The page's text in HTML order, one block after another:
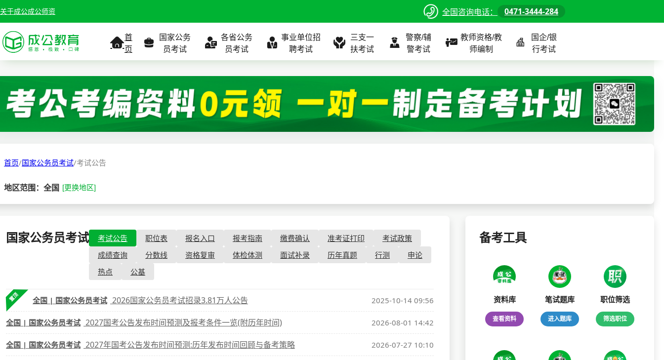
关于成公成公师资 全国咨询电话： 0471-3444-284
首
页
国家公务
员考试
考试公告
职位表
考试政策
成绩查询
资格复审
面试补录
历年真题
公务员课程
各省公务
员考试
考试公告
职位表
成绩查询
分数线
全国
北京
公务员课程
事业单位招
聘考试
考试公告
职位表
成绩查询
分数线
全国
北京
事业单位课程
三支一
扶考试
考试公告
职位表
历年真题
全国
北京
三支一扶课程
警察/辅
警考试
考试公告
职位表
全国
北京
警察/辅警课程
教师资格/教
师编制
考试公告
职位表
全国
北京
教师/资格课程
国企/银
行考试
考试公告
职位表
全国
北京
国企/银行课程
首页/国家公务员考试/考试公告
地区范围：全国 [更换地区]
国家公务员考试 - 考试公告
考试公告 职位表 报名入口 报考指南 缴费确认 准考证打印
考试政策
成绩查询
分数线 资格复审 体检体测 面试补录 历年真题 行测
申论
热点
公基
置顶 全国 | 国家公务员考试 2026国家公务员考试招录3.81万人公告 2025-10-14 09:56
全国 | 国家公务员考试 2027国考公告发布时间预测及报考条件一览(附历年时间) 2026-08-01 14:42
全国 | 国家公务员考试 2027年国考公告发布时间预测:历年发布时间回顾与备考策略 2026-07-27 10:10
备考工具
资料库
查看资料
笔试题库
进入题库
职位筛选
筛选职位